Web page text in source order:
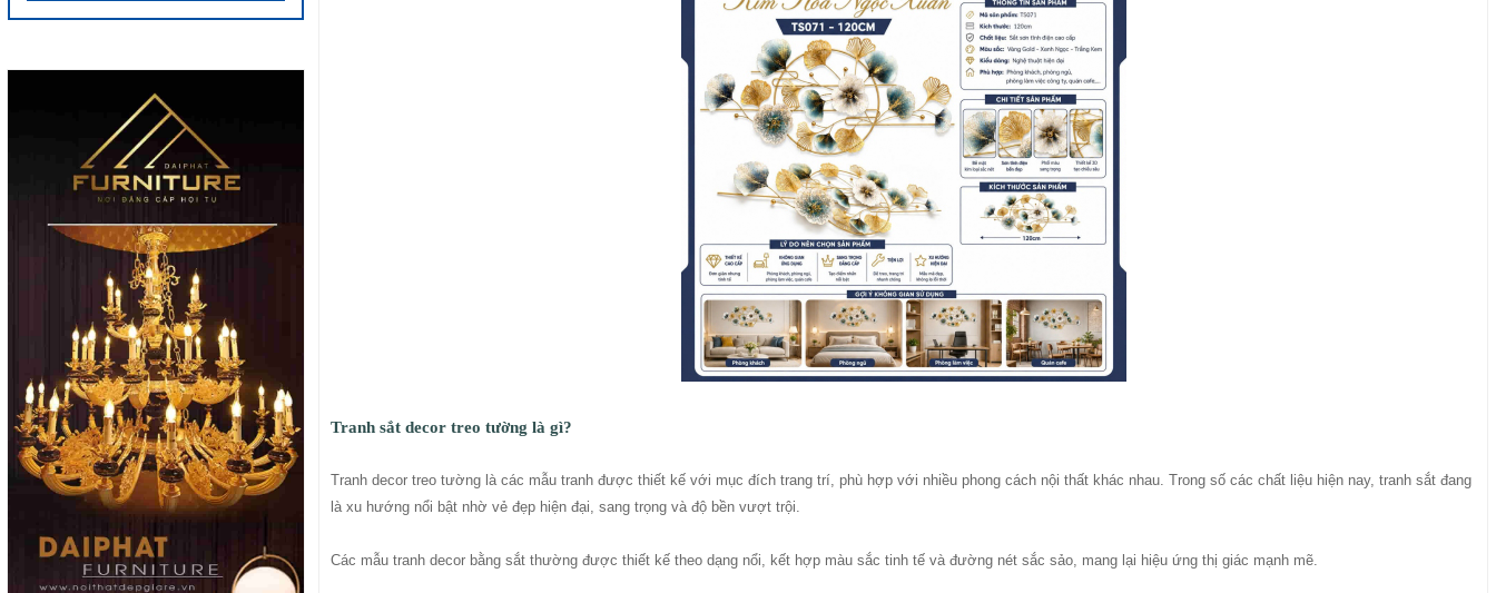
Tranh sắt decor treo tường là gì?
Tranh decor treo tường là các mẫu tranh được thiết kế với mục đích trang trí, phù hợp với nhiều phong cách nội thất khác nhau. Trong số các chất liệu hiện nay, tranh sắt đang
là xu hướng nổi bật nhờ vẻ đẹp hiện đại, sang trọng và độ bền vượt trội.
Các mẫu tranh decor bằng sắt thường được thiết kế theo dạng nổi, kết hợp màu sắc tinh tế và đường nét sắc sảo, mang lại hiệu ứng thị giác mạnh mẽ.